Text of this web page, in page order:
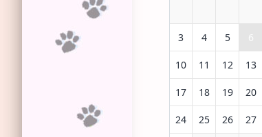
3 4 5 6
10 11 12 13
17 18 19 20
24 25 26 27